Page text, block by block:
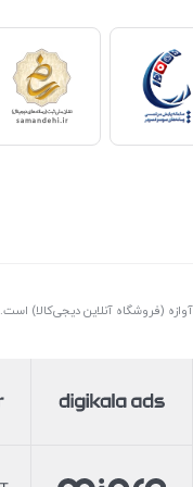
(فروشگاه آنلاین دیجی‌کالا) است.